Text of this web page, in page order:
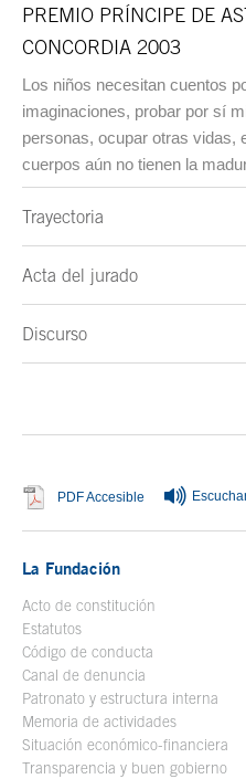
PREMIO PRÍNCIPE DE
CONCORDIA 2003
Los niños necesitan cuentos
imaginaciones, probar por sí
personas, ocupar otras vidas,
cuerpos aún no tienen la
Trayectoria
Acta del jurado
Discurso
PDF Accesible Se abre en
La Fundación
Acto de constitución
Estatutos
Código de conducta
Canal de denuncia
Patronato y estructura interna
Memoria de actividades
Situación económico-financiera
Transparencia y buen gobierno